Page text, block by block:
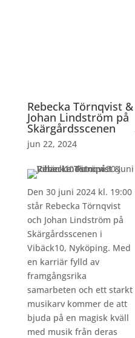
Rebecka Törnqvist &
Johan Lindström på
Skärgårdsscenen
jun 22, 2024
Den 30 juni 2024 kl. 19:00
står Rebecka Törnqvist
och Johan Lindström på
Skärgårdsscenen i
Vibäck10, Nyköping. Med
en karriär fylld av
framgångsrika
samarbeten och ett starkt
musikarv kommer de att
bjuda på en magisk kväll
med musik från deras